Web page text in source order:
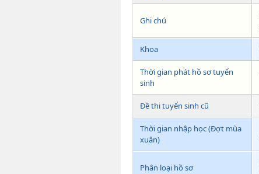
Ghi chú
Khoa
Thời gian phát hồ sơ tuyển
sinh
Đề thi tuyển sinh cũ
Thời gian nhập học (Đợt mùa
xuân)
Phân loại hồ sơ